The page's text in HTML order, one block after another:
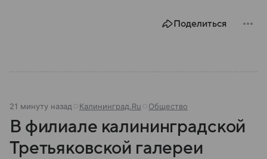
Поделиться
21 минуту назад Калининград.Ru Общество
В филиале калининградской
Третьяковской галереи